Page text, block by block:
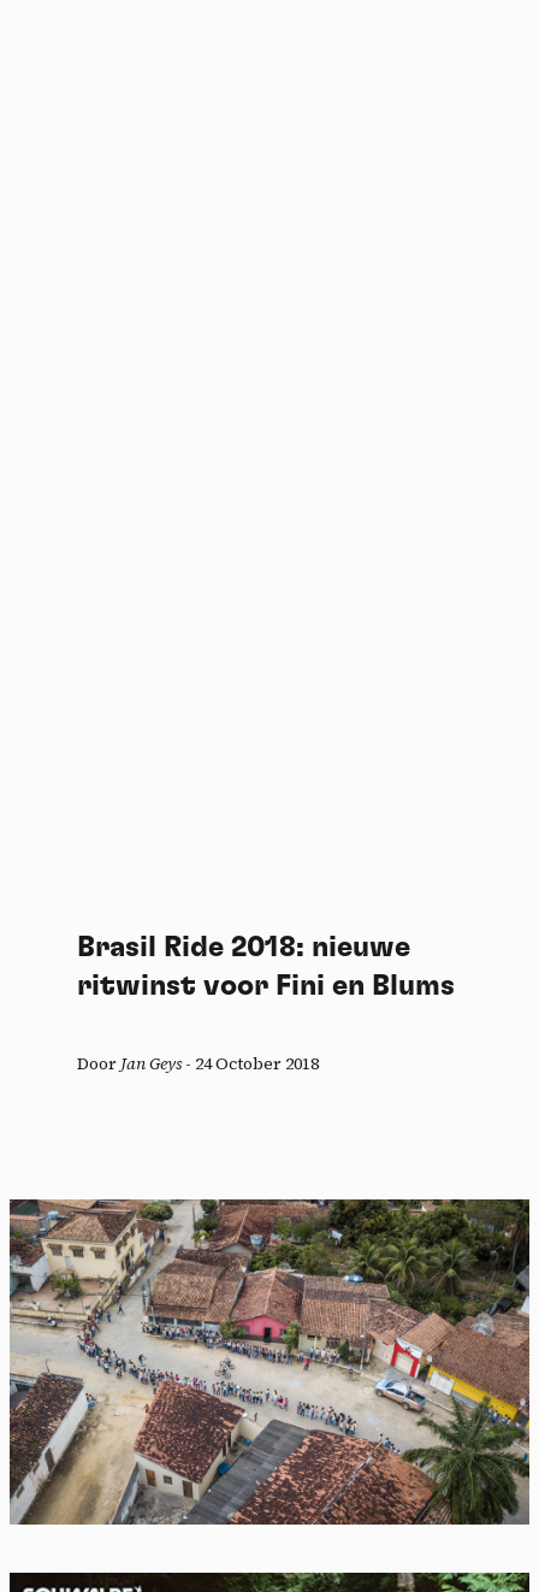
Brasil Ride 2018: nieuwe
ritwinst voor Fini en Blums
Door Jan Geys- 24 October 2018